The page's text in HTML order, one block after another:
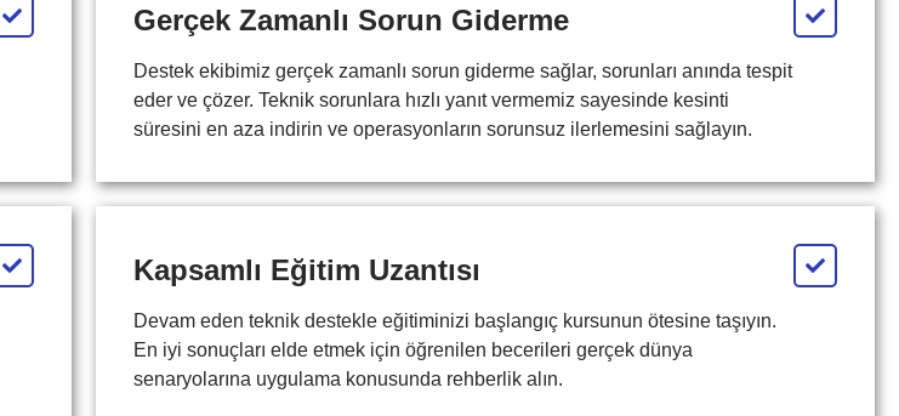
Gerçek Zamanlı Sorun Giderme
Destek ekibimiz gerçek zamanlı sorun giderme sağlar, sorunları anında tespit
eder ve çözer. Teknik sorunlara hızlı yanıt vermemiz sayesinde kesinti
süresini en aza indirin ve operasyonların sorunsuz ilerlemesini sağlayın.
Kapsamlı Eğitim Uzantısı
Devam eden teknik destekle eğitiminizi başlangıç ​​kursunun ötesine taşıyın.
En iyi sonuçları elde etmek için öğrenilen becerileri gerçek dünya
senaryolarına uygulama konusunda rehberlik alın.